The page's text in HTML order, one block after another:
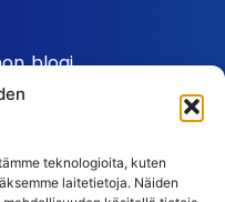
teknologioita, kuten
laitetietoja. Näiden
blogi